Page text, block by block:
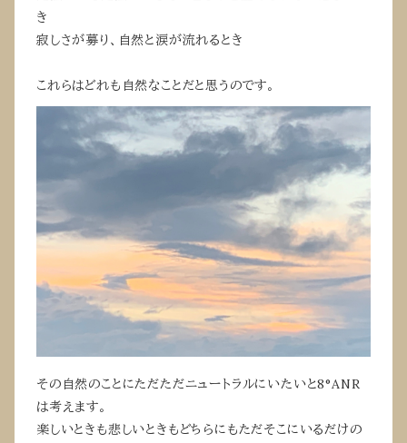
き
寂しさが募り、自然と涙が流れるとき
これらはどれも自然なことだと思うのです。
その自然のことにただただニュートラルにいたいと8°ANR
は考えます。
楽しいときも悲しいときもどちらにもただそこにいるだけの